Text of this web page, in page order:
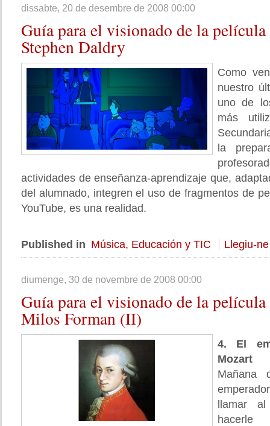
dissabte, 20 de desembre de 2008 00:00
Guíapara el visionado de la
Stephen Daldry
Como
nuestro
uno de
más
la
actividades de enseñanza-aprendizaje que,
del alumnado, integren el uso de fragmentos de
YouTube, es una realidad.
Published in Música, Educación y TIC Llegiu-
diumenge, 30 de novembre de 2008 00:00
Guíapara el visionado de la película
Milos Forman (II)
4. El
Mozart
Mañana
llamar